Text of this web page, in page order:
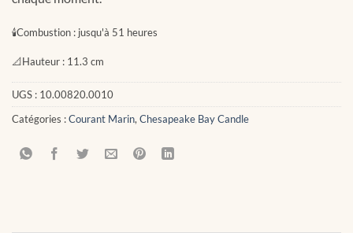
🕯Combustion : jusqu'à 51 heures
📐Hauteur : 11.3 cm
UGS : 10.00820.0010
Catégories :Courant Marin,Chesapeake Bay Candle